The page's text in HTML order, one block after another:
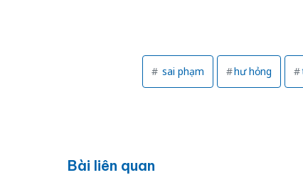
sai phạm hư hỏng
Bài liên quan